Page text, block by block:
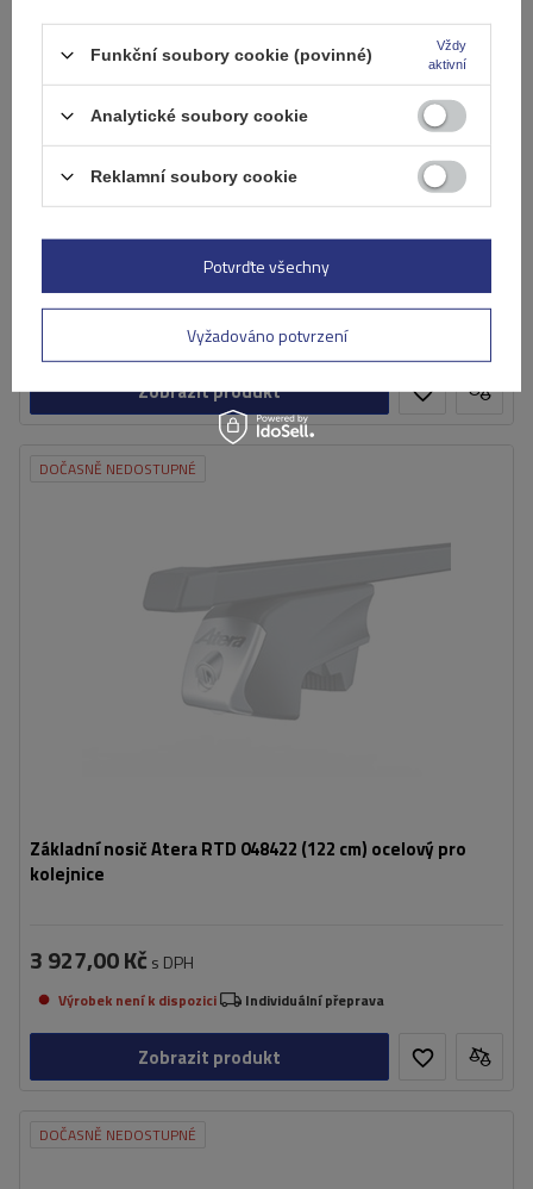
Základní nosič Atera Signo RTD 048522 (122 cm)
5 337,00 Kčs DPH
Výrobek není k dispozici Individuální přeprava
Zobrazit produkt
DOČASNĚ NEDOSTUPNÉ
Základní nosič Atera RTD 048422 (122 cm) ocelový pro
kolejnice
3 927,00 Kč s DPH
Výrobek není k dispozici Individuální přeprava
Zobrazit produkt
DOČASNĚ NEDOSTUPNÉ
Funkční soubory cookie (povinné)
Vždy
aktivní
Analytické soubory cookie
Reklamní soubory cookie
Vyžadováno potvrzení
Potvrďte všechny